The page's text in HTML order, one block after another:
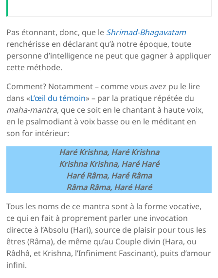
Pas étonnant, donc, que le Shrimad-Bhagavatam
renchérisse en déclarant qu’à notre époque, toute
personne d’intelligence ne peut que gagner à appliquer
cette méthode.
Comment? Notamment – comme vous avez pu le lire
dans «L’œil du témoin» – par la pratique répétée du
maha-mantra, que ce soit en le chantant à haute voix,
en le psalmodiant à voix basse ou en le méditant en
son for intérieur:
Haré Krishna, Haré Krishna
Krishna Krishna, Haré Haré
Haré Râma, Haré Râma
Râma Râma, Haré Haré
Tous les noms de ce mantra sont à la forme vocative,
ce qui en fait à proprement parler une invocation
directe à l’Absolu (Hari), source de plaisir pour tous les
êtres (Râma), de même qu’au Couple divin (Hara, ou
Râdhâ, et Krishna, l’Infiniment Fascinant), puits d’amour
infini.